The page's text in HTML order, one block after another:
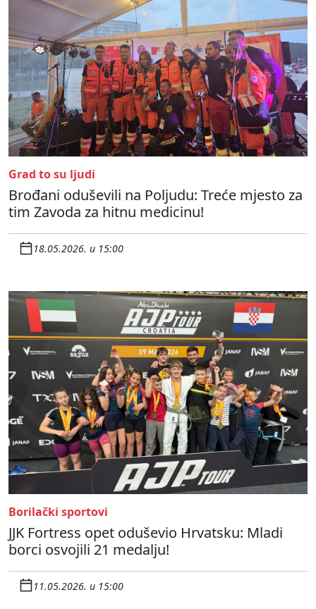
Grad to su ljudi
Brođani oduševili na Poljudu: Treće mjesto za
tim Zavoda za hitnu medicinu!
18.05.2026. u 15:00
Borilački sportovi
JJK Fortress opet oduševio Hrvatsku: Mladi
borci osvojili 21 medalju!
11.05.2026. u 15:00